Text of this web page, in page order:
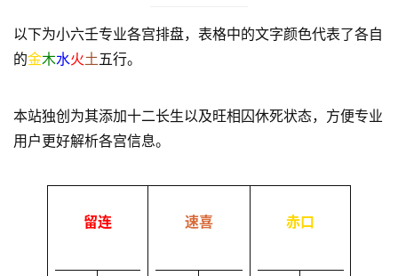
以下为小六壬专业各宫排盘，表格中的文字颜色代表了各自
的金木水火土五行。
本站独创为其添加十二长生以及旺相囚休死状态，方便专业
用户更好解析各宫信息。
留连 速喜 赤口